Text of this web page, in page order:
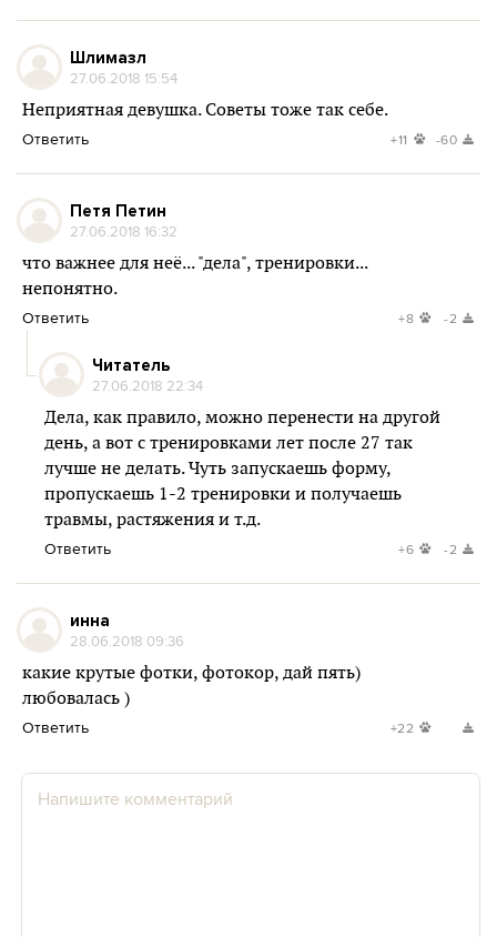
Шлимазл
27.06.2018 15:54
Неприятная девушка. Советы тоже так себе.
Ответить +11 -60
Петя Петин
27.06.2018 16:32
что важнее для неё... "дела", тренировки...
непонятно.
Ответить +8 -2
Читатель
27.06.2018 22:34
Дела, как правило, можно перенести на другой
день, а вот с тренировками лет после 27 так
лучше не делать. Чуть запускаешь форму,
пропускаешь 1-2 тренировки и получаешь
травмы, растяжения и т.д.
Ответить +6 -2
инна
28.06.2018 09:36
какие крутые фотки, фотокор, дай пять)
любовалась )
Ответить +22